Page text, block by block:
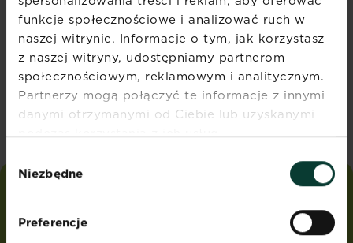
funkcje społecznościowe i analizować ruch w
naszej witrynie. Informacje o tym, jak korzystasz
z naszej witryny, udostępniamy partnerom
społecznościowym, reklamowym i analitycznym.
Partnerzy mogą połączyć te informacje z innymi
danymi otrzymanymi od Ciebie lub uzyskanymi
podczas korzystania z ich usług.
zgody
Niezbędne
Preferencje
Otrzymuj sezonowe porady
marketingowe
bezpośrednio na swoją
skrzynkę mailową
Zapisuję się
odSubstral